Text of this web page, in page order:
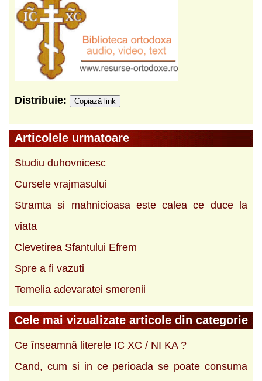
Distribuie: Copiază link
Articolele urmatoare
Studiu duhovnicesc
Cursele vrajmasului
Stramta si mahnicioasa este calea ce duce la
viata
Clevetirea Sfantului Efrem
Spre a fi vazuti
Temelia adevaratei smerenii
Cele mai vizualizate articole din categorie
Ce înseamnă literele IC XC / NI KA ?
Cand, cum si in ce perioada se poate consuma